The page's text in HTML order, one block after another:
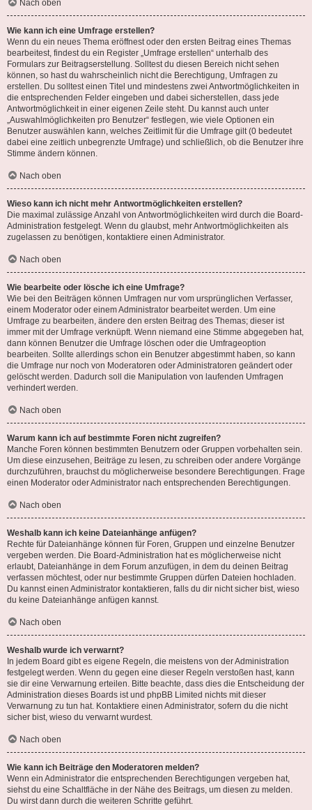
Nach oben
Wie kann ich eine Umfrage erstellen?
Wenn du ein neues Thema eröffnest oder den ersten Beitrag eines Themas
bearbeitest, findest du ein Register „Umfrage erstellen“ unterhalb des
Formulars zur Beitragserstellung. Solltest du diesen Bereich nicht sehen
können, so hast du wahrscheinlich nicht die Berechtigung, Umfragen zu
erstellen. Du solltest einen Titel und mindestens zwei Antwortmöglichkeiten in
die entsprechenden Felder eingeben und dabei sicherstellen, dass jede
Antwortmöglichkeit in einer eigenen Zeile steht. Du kannst auch unter
„Auswahlmöglichkeiten pro Benutzer“ festlegen, wie viele Optionen ein
Benutzer auswählen kann, welches Zeitlimit für die Umfrage gilt (0 bedeutet
dabei eine zeitlich unbegrenzte Umfrage) und schließlich, ob die Benutzer ihre
Stimme ändern können.
Nach oben
Wieso kann ich nicht mehr Antwortmöglichkeiten erstellen?
Die maximal zulässige Anzahl von Antwortmöglichkeiten wird durch die Board-
Administration festgelegt. Wenn du glaubst, mehr Antwortmöglichkeiten als
zugelassen zu benötigen, kontaktiere einen Administrator.
Nach oben
Wie bearbeite oder lösche ich eine Umfrage?
Wie bei den Beiträgen können Umfragen nur vom ursprünglichen Verfasser,
einem Moderator oder einem Administrator bearbeitet werden. Um eine
Umfrage zu bearbeiten, ändere den ersten Beitrag des Themas; dieser ist
immer mit der Umfrage verknüpft. Wenn niemand eine Stimme abgegeben hat,
dann können Benutzer die Umfrage löschen oder die Umfrageoption
bearbeiten. Sollte allerdings schon ein Benutzer abgestimmt haben, so kann
die Umfrage nur noch von Moderatoren oder Administratoren geändert oder
gelöscht werden. Dadurch soll die Manipulation von laufenden Umfragen
verhindert werden.
Nach oben
Warum kann ich auf bestimmte Foren nicht zugreifen?
Manche Foren können bestimmten Benutzern oder Gruppen vorbehalten sein.
Um diese einzusehen, Beiträge zu lesen, zu schreiben oder andere Vorgänge
durchzuführen, brauchst du möglicherweise besondere Berechtigungen. Frage
einen Moderator oder Administrator nach entsprechenden Berechtigungen.
Nach oben
Weshalb kann ich keine Dateianhänge anfügen?
Rechte für Dateianhänge können für Foren, Gruppen und einzelne Benutzer
vergeben werden. Die Board-Administration hat es möglicherweise nicht
erlaubt, Dateianhänge in dem Forum anzufügen, in dem du deinen Beitrag
verfassen möchtest, oder nur bestimmte Gruppen dürfen Dateien hochladen.
Du kannst einen Administrator kontaktieren, falls du dir nicht sicher bist, wieso
du keine Dateianhänge anfügen kannst.
Nach oben
Weshalb wurde ich verwarnt?
In jedem Board gibt es eigene Regeln, die meistens von der Administration
festgelegt werden. Wenn du gegen eine dieser Regeln verstoßen hast, kann
sie dir eine Verwarnung erteilen. Bitte beachte, dass dies die Entscheidung der
Administration dieses Boards ist und phpBB Limited nichts mit dieser
Verwarnung zu tun hat. Kontaktiere einen Administrator, sofern du die nicht
sicher bist, wieso du verwarnt wurdest.
Nach oben
Wie kann ich Beiträge den Moderatoren melden?
Wenn ein Administrator die entsprechenden Berechtigungen vergeben hat,
siehst du eine Schaltfläche in der Nähe des Beitrags, um diesen zu melden.
Du wirst dann durch die weiteren Schritte geführt.